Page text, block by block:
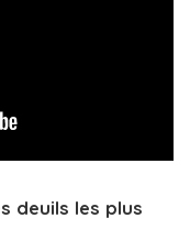
deuils les plus